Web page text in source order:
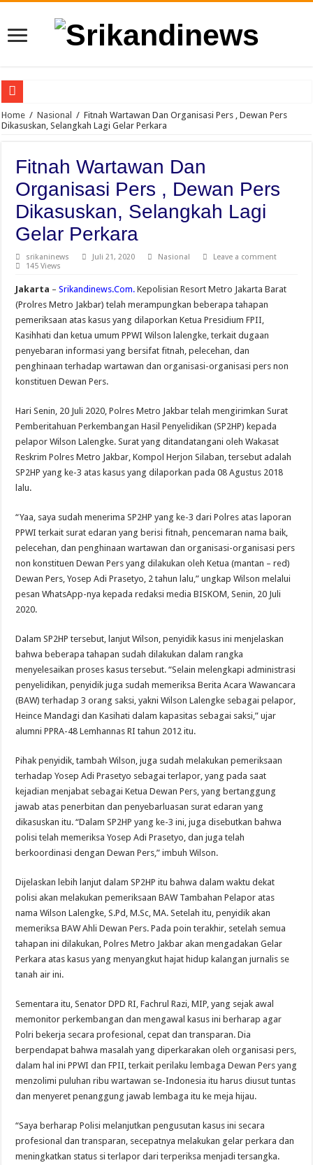
Warga Kecamatan Lubuk Pakam Tanyakan Kapolri : Kapan Kapolresta dan
Kelalaian Panitia : Menginjak Injak Kewibawaan Bupati Deli Serdang.
WFS: Karang Taruna “Kendaraan” Bagi Kaum Muda untuk Lampung yang Maju
DPD For- WIN Lampung Selatan: Selamat kepada 12 Pejabat JPTP Lampung
Ketum For-WIN Dukung WFS Pimpin Karang Taruna Lampung
Gubernur Sumut Bobby Nasution Sidak Program Berobat Gratis di RSUD dr. M
Narkoba Merajalela di Kelurahan Cemara Lubuk Pakam Deli Serdang , Warga
Pembunuhan Hj.Nurlis Nenek di Punden Rejo Deli Serdang Terungkap , Pelaku
Home / Nasional / Fitnah Wartawan Dan Organisasi Pers , Dewan Pers
Dikasuskan, Selangkah Lagi Gelar Perkara
Fitnah Wartawan Dan
Organisasi Pers , Dewan Pers
Dikasuskan, Selangkah Lagi
Gelar Perkara
srikaninews Juli 21, 2020 Nasional
Leave a comment
145 Views
Jakarta –Srikandinews.Com. Kepolisian Resort Metro Jakarta Barat
(Prolres Metro Jakbar) telah merampungkan beberapa tahapan
pemeriksaan atas kasus yang dilaporkan Ketua Presidium FPII,
Kasihhati dan ketua umum PPWI Wilson lalengke, terkait dugaan
penyebaran informasi yang bersifat fitnah, pelecehan, dan
penghinaan terhadap wartawan dan organisasi-organisasi pers non
konstituen Dewan Pers.
Hari Senin, 20 Juli 2020, Polres Metro Jakbar telah mengirimkan Surat
Pemberitahuan Perkembangan Hasil Penyelidikan (SP2HP) kepada
pelapor Wilson Lalengke. Surat yang ditandatangani oleh Wakasat
Reskrim Polres Metro Jakbar, Kompol Herjon Silaban, tersebut adalah
SP2HP yang ke-3 atas kasus yang dilaporkan pada 08 Agustus 2018
lalu.
“Yaa, saya sudah menerima SP2HP yang ke-3 dari Polres atas laporan
PPWI terkait surat edaran yang berisi fitnah, pencemaran nama baik,
pelecehan, dan penghinaan wartawan dan organisasi-organisasi pers
non konstituen Dewan Pers yang dilakukan oleh Ketua (mantan – red)
Dewan Pers, Yosep Adi Prasetyo, 2 tahun lalu,” ungkap Wilson melalui
pesan WhatsApp-nya kepada redaksi media BISKOM, Senin, 20 Juli
2020.
Dalam SP2HP tersebut, lanjut Wilson, penyidik kasus ini menjelaskan
bahwa beberapa tahapan sudah dilakukan dalam rangka
menyelesaikan proses kasus tersebut. “Selain melengkapi administrasi
penyelidikan, penyidik juga sudah memeriksa Berita Acara Wawancara
(BAW) terhadap 3 orang saksi, yakni Wilson Lalengke sebagai pelapor,
Heince Mandagi dan Kasihati dalam kapasitas sebagai saksi,” ujar
alumni PPRA-48 Lemhannas RI tahun 2012 itu.
Pihak penyidik, tambah Wilson, juga sudah melakukan pemeriksaan
terhadap Yosep Adi Prasetyo sebagai terlapor, yang pada saat
kejadian menjabat sebagai Ketua Dewan Pers, yang bertanggung
jawab atas penerbitan dan penyebarluasan surat edaran yang
dikasuskan itu. “Dalam SP2HP yang ke-3 ini, juga disebutkan bahwa
polisi telah memeriksa Yosep Adi Prasetyo, dan juga telah
berkoordinasi dengan Dewan Pers,” imbuh Wilson.
Dijelaskan lebih lanjut dalam SP2HP itu bahwa dalam waktu dekat
polisi akan melakukan pemeriksaan BAW Tambahan Pelapor atas
nama Wilson Lalengke, S.Pd, M.Sc, MA. Setelah itu, penyidik akan
memeriksa BAW Ahli Dewan Pers. Pada poin terakhir, setelah semua
tahapan ini dilakukan, Polres Metro Jakbar akan mengadakan Gelar
Perkara atas kasus yang menyangkut hajat hidup kalangan jurnalis se
tanah air ini.
Sementara itu, Senator DPD RI, Fachrul Razi, MIP, yang sejak awal
memonitor perkembangan dan mengawal kasus ini berharap agar
Polri bekerja secara profesional, cepat dan transparan. Dia
berpendapat bahwa masalah yang diperkarakan oleh organisasi pers,
dalam hal ini PPWI dan FPII, terkait perilaku lembaga Dewan Pers yang
menzolimi puluhan ribu wartawan se-Indonesia itu harus diusut tuntas
dan menyeret penanggung jawab lembaga itu ke meja hijau.
“Saya berharap Polisi melanjutkan pengusutan kasus ini secara
profesional dan transparan, secepatnya melakukan gelar perkara dan
meningkatkan status si terlapor dari terperiksa menjadi tersangka.